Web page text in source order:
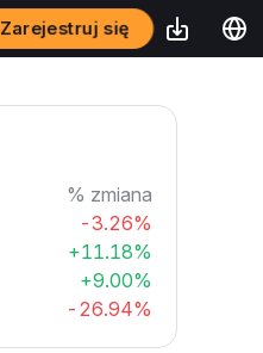
Zarejestruj się
% zmiana
-3.26%
+11.18%
+9.00%
-26.94%